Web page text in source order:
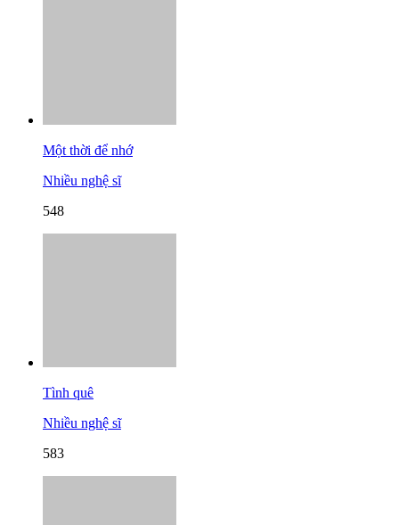
Một thời để nhớ
Nhiều nghệ sĩ
548
Tình quê
Nhiều nghệ sĩ
583